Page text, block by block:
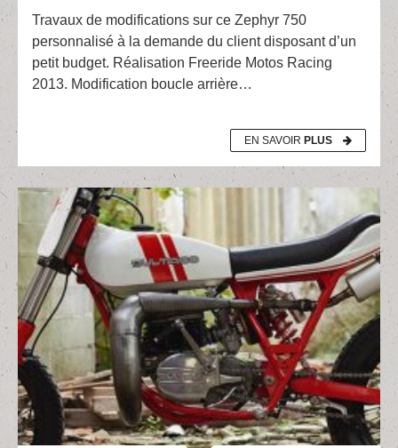
Travaux de modifications sur ce Zephyr 750
personnalisé à la demande du client disposant d’un
petit budget. Réalisation Freeride Motos Racing
2013. Modification boucle arrière…
EN SAVOIR PLUS